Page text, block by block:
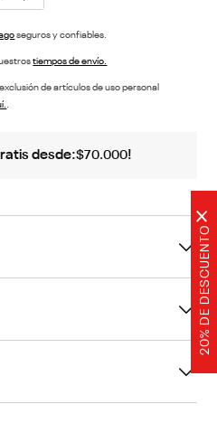
20% DE DESCUENTO
×
seguros y confiables.
tiempos de envío.
de artículos de uso personal
.
desde:$70.000!